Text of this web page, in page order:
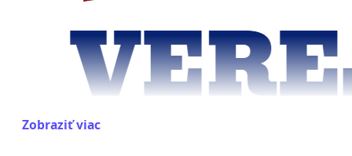
Zobraziť viac